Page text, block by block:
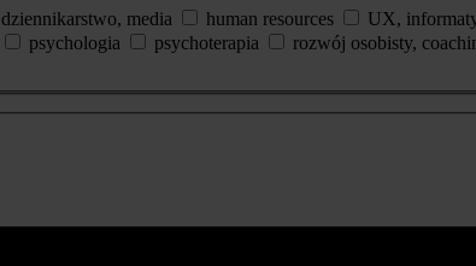
dziennikarstwo, media human resources UX,
psychologia psychoterapia rozwój osobisty,